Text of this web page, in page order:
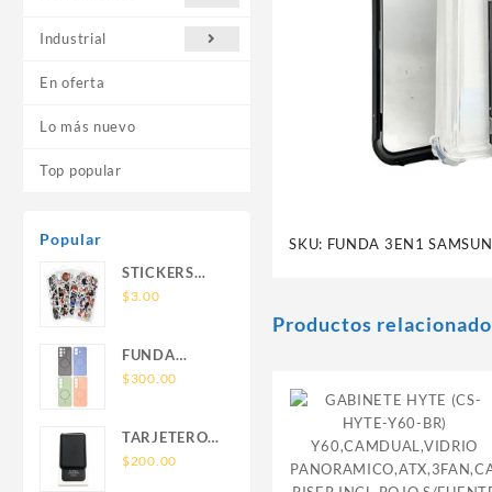
Industrial
En oferta
Lo más nuevo
Top popular
Popular
STICKERS
UNIVERSALES
$3.00
FUNDA
NOVA SAM
SIN SOPORTE
MAGNETICO
$300.00
TARJETERO
SIN SOPORTE
$200.00
SKU: FUNDA 3EN1
Productos